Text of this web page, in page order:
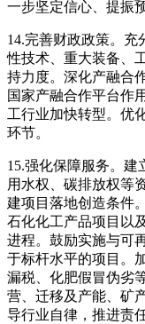
一步坚定信心、提振
14.完善财政政策。
性技术、重大装备、
持力度。深化产融合
国家产融合作平台作
工行业加快转型。优
环节。
15.强化保障服务。建
用水权、碳排放权等
建项目落地创造条件
石化化工产品项目以
进程。鼓励实施与可
于标杆水平的项目。
漏税、化肥假冒伪劣
营、迁移及产能、矿
导行业自律，推进责